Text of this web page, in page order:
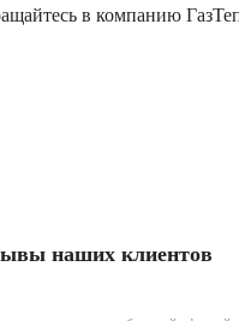
в компанию
наших клиентов